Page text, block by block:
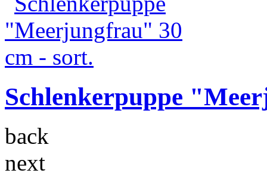
Schlenkerpuppe
back
next